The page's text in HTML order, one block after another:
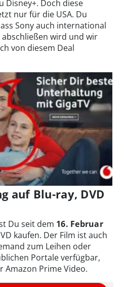
Disney+. Doch diese
nur für die USA. Du
Sony auch international
wird und wir
von diesem Deal
auf Blu-ray, DVD
Du seit dem 16. Februar
kaufen. Der Film ist auch
zum Leihen oder
Portale verfügbar,
Amazon Prime Video.